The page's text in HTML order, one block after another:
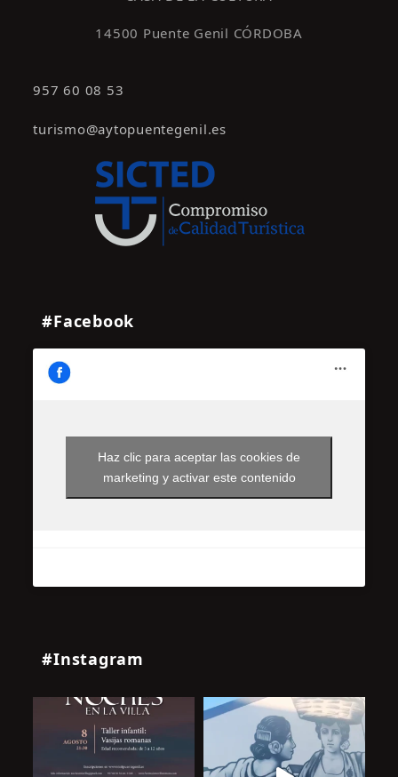
14500 Puente Genil CÓRDOBA
957 60 08 53
turismo@aytopuentegenil.es
#Facebook
Haz clic para aceptar las cookies de
marketing y activar este contenido
#Instagram